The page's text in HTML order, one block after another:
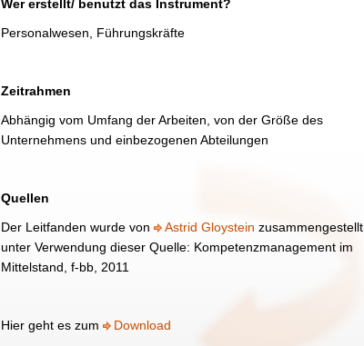
Wer erstellt/ benutzt das Instrument?
Personalwesen, Führungskräfte
Zeitrahmen
Abhängig vom Umfang der Arbeiten, von der Größe des
Unternehmens und einbezogenen Abteilungen
Quellen
Der Leitfanden wurde von
Astrid Gloystein zusammengestellt
unter Verwendung dieser Quelle: Kompetenzmanagement im
Mittelstand, f-bb, 2011
Hier geht es zum Download